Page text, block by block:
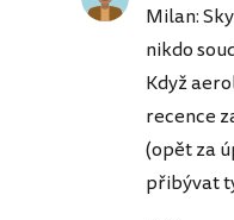
Milan:
nikdo
Když
recence
(opět za
přibývat